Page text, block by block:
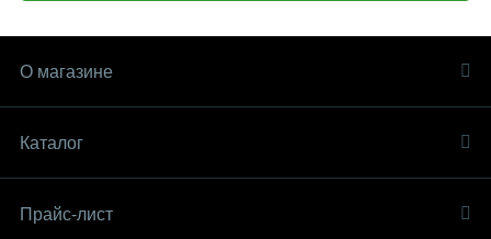
О магазине
Каталог
Прайс-лист